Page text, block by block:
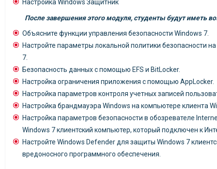
Настройка Windows Защитник
После завершения этого модуля, студенты будут иметь
Объясните функции управления безопасности Windows 7.
Настройте параметры локальной политики безопасности
7.
Безопасность данных с помощью EFS и BitLocker.
Настройка ограничения приложения с помощью AppLocker.
Настройка параметров контроля учетных записей
Настройка брандмауэра Windows на компьютере клиента
Настройка параметров безопасности в обозревателе
Windows 7 клиентский компьютер, который подключен к
Настройте Windows Defender для защиты Windows 7
вредоносного программного обеспечения.